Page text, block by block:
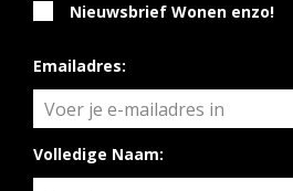
Nieuwsbrief Wonen enzo!
Emailadres:
Volledige Naam: